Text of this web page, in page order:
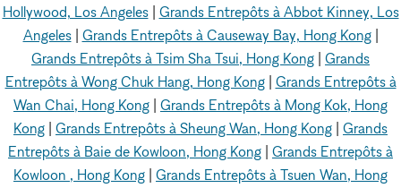
Hollywood, Los Angeles| Grands Entrepôts à Abbot Kinney, Los
Angeles| Grands Entrepôts à Causeway Bay, Hong Kong|
Grands Entrepôts à Tsim Sha Tsui, Hong Kong Grands
Entrepôts à Wong Chuk Hang, Hong Kong| Grands Entrepôts à
Wan Chai, Hong Kong Grands Entrepôts à Mong Kok, Hong
Kong Grands Entrepôts à Sheung Wan, Hong Kong Grands
Entrepôts à Baie de Kowloon, Hong Kong Grands Entrepôts à
Kowloon , Hong Kong Grands Entrepôts à Tsuen Wan, Hong